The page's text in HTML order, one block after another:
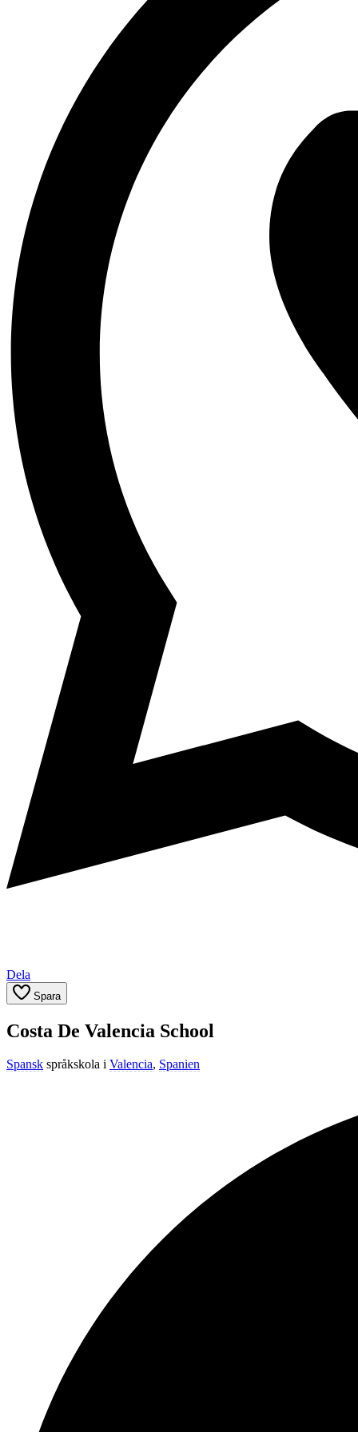
Dela
Spara
Costa De Valencia School
Spansk språkskola i Valencia, Spanien